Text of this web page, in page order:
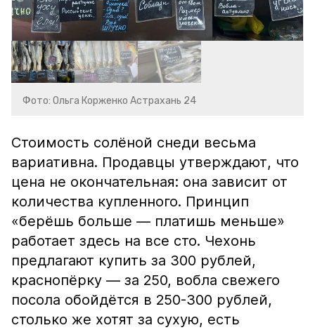
Фото: Ольга Корженко Астрахань 24
Стоимость солёной снеди весьма
вариативна. Продавцы утверждают, что
цена не окончательная: она зависит от
количества купленного. Принцип
«берёшь больше — платишь меньше»
работает здесь на все сто. Чехонь
предлагают купить за 300 рублей,
краснопёрку — за 250, вобла свежего
посола обойдётся в 250-300 рублей,
столько же хотят за сухую, есть